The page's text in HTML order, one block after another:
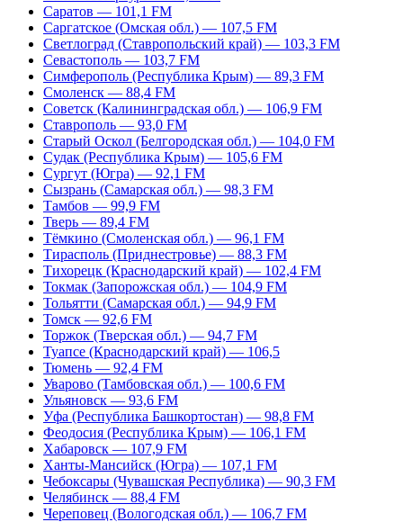
Саратов — 101,1 FM
Саргатское (Омская обл.) — 107,5 FM
Светлоград (Ставропольский край) — 103,3 FM
Севастополь — 103,7 FM
Симферополь (Республика Крым) — 89,3 FM
Смоленск — 88,4 FM
Советск (Калининградская обл.) — 106,9 FM
Ставрополь — 93,0 FM
Старый Оскол (Белгородская обл.) — 104,0 FM
Судак (Республика Крым) — 105,6 FM
Сургут (Югра) — 92,1 FM
Сызрань (Самарская обл.) — 98,3 FM
Тамбов — 99,9 FM
Тверь — 89,4 FM
Тёмкино (Смоленская обл.) — 96,1 FM
Тирасполь (Приднестровье) — 88,3 FM
Тихорецк (Краснодарский край) — 102,4 FM
Токмак (Запорожская обл.) — 104,9 FM
Тольятти (Самарская обл.) — 94,9 FM
Томск — 92,6 FM
Торжок (Тверская обл.) — 94,7 FM
Туапсе (Краснодарский край) — 106,5
Тюмень — 92,4 FM
Уварово (Тамбовская обл.) — 100,6 FM
Ульяновск — 93,6 FM
Уфа (Республика Башкортостан) — 98,8 FM
Феодосия (Республика Крым) — 106,1 FM
Хабаровск — 107,9 FM
Ханты-Мансийск (Югра) — 107,1 FM
Чебоксары (Чувашская Республика) — 90,3 FM
Челябинск — 88,4 FM
Череповец (Вологодская обл.) — 106,7 FM